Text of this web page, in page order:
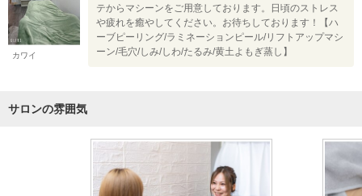
カワイ
テからマシーンをご用意しております。日頃のストレス
や疲れを癒やしてください。お待ちしております！【ハ
ーブピーリング/ラミネーションピール/リフトアップマシ
ーン/毛穴/しみ/しわ/たるみ/黄土よもぎ蒸し】
サロンの雰囲気